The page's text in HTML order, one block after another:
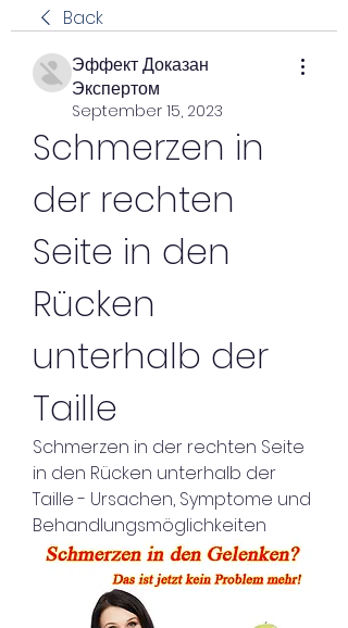
Back
Эффект Доказан
Экспертом
September 15, 2023
Schmerzen in
der rechten
Seite in den
Rücken
unterhalb der
Taille
Schmerzen in der rechten Seite
in den Rücken unterhalb der
Taille - Ursachen, Symptome und
Behandlungsmöglichkeiten